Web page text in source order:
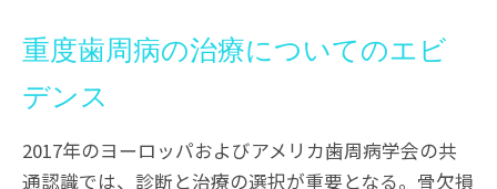
重度歯周病の治療についてのエビ
デンス
2017年のヨーロッパおよびアメリカ歯周病学会の共
通認識では、診断と治療の選択が重要となる。骨欠損